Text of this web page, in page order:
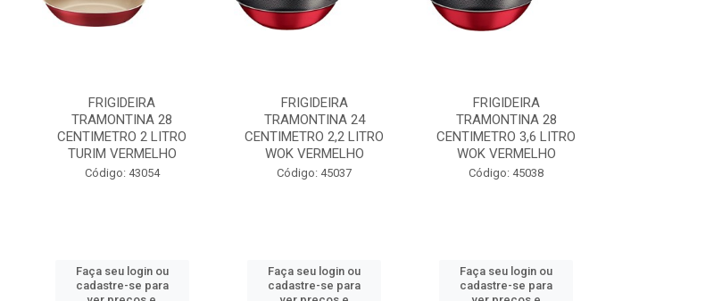
FRIGIDEIRA
TRAMONTINA 28
CENTIMETRO 2 LITRO
TURIM VERMELHO
Código: 43054
Faça seu login ou
cadastre-se para
FRIGIDEIRA
TRAMONTINA 24
CENTIMETRO 2,2 LITRO
WOK VERMELHO
Código: 45037
Faça seu login ou
cadastre-se para
FRIGIDEIRA
TRAMONTINA 28
CENTIMETRO 3,6 LITRO
WOK VERMELHO
Código: 45038
Faça seu login ou
cadastre-se para